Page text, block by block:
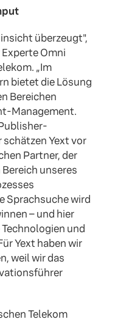
überzeugt",
Omni
„Im
bietet die Lösung
Bereichen
Management.
schätzen Yext vor
Partner, der
unseres
Sprachsuche wird
– und hier
und
Yext haben wir
weil wir das
Telekom